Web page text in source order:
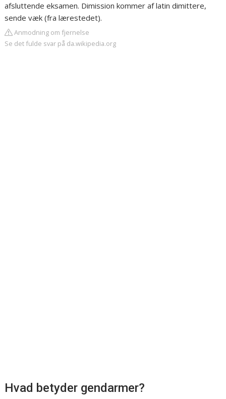
afsluttende eksamen. Dimission kommer af latin dimittere,
sende væk (fra lærestedet).
Anmodning om fjernelse
Se det fulde svar på da.wikipedia.org
Hvad betyder gendarmer?